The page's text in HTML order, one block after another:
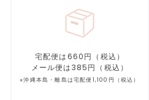
宅配便は660円（税込）
メール便は385円（税込）
※沖縄本島・離島は宅配便1,100円（税込）